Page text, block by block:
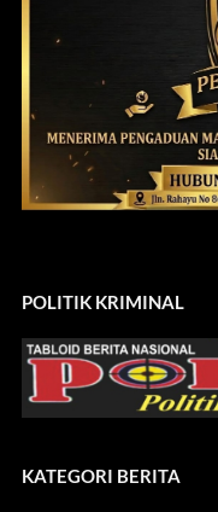
POLITIK KRIMINAL
KATEGORI BERITA